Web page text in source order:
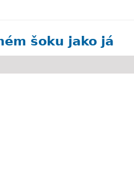
šoku jako já